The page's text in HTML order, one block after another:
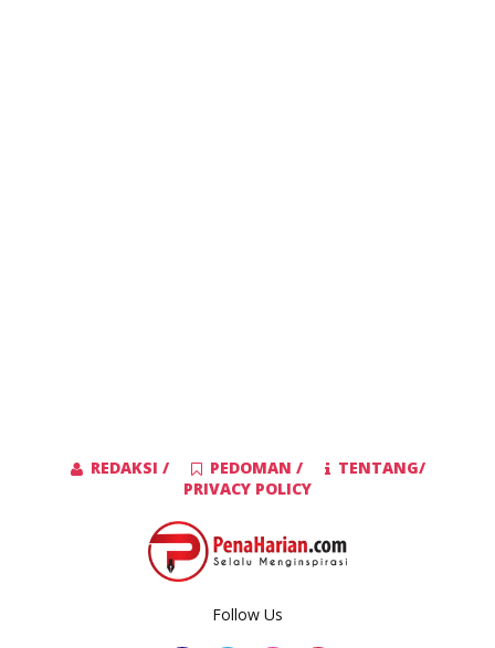
REDAKSI / PEDOMAN /
TENTANG/
PRIVACY POLICY
Follow Us